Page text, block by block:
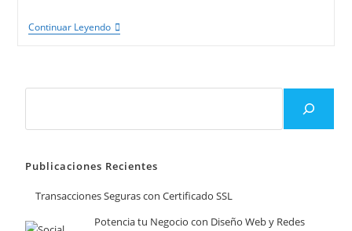
Continuar Leyendo
Publicaciones Recientes
Transacciones Seguras con Certificado SSL
Potencia tu Negocio con Diseño Web y Redes